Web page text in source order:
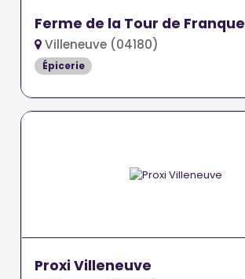
Ferme de la Tour de Franque
Villeneuve (04180)
Épicerie
Proxi Villeneuve